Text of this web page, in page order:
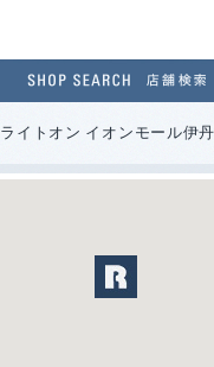
ライトオン イオンモール伊